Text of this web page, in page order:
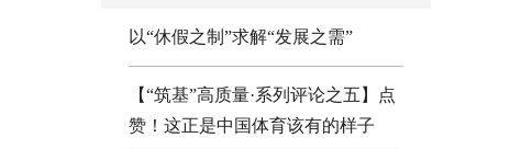
以“休假之制”求解“发展之需”
【“筑基”高质量·系列评论之五】点
赞！这正是中国体育该有的样子